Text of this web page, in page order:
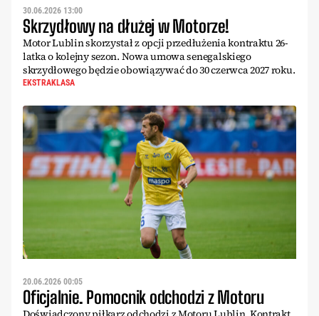
30.06.2026 13:00
Skrzydłowy na dłużej w Motorze!
Motor Lublin skorzystał z opcji przedłużenia kontraktu 26-
latka o kolejny sezon. Nowa umowa senegalskiego
skrzydłowego będzie obowiązywać do 30 czerwca 2027 roku.
EKSTRAKLASA
20.06.2026 00:05
Oficjalnie. Pomocnik odchodzi z Motoru